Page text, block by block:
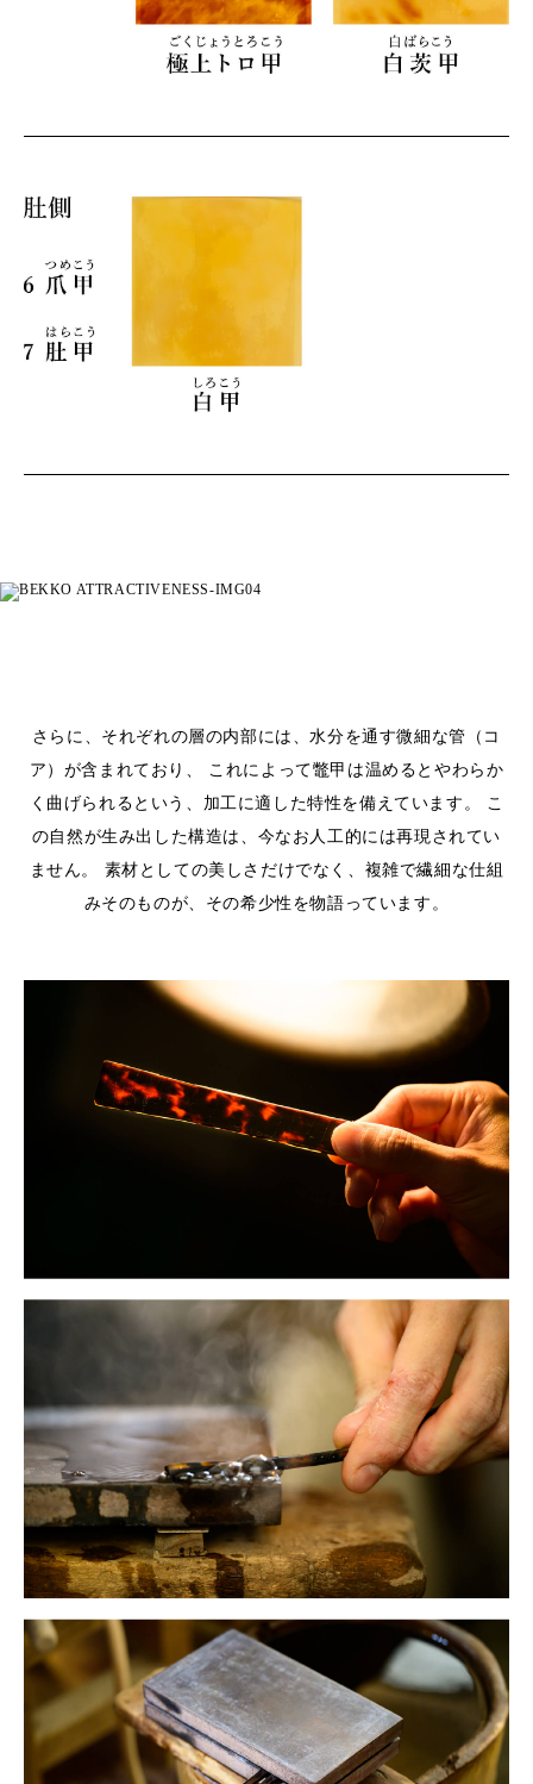
さらに、それぞれの層の内部には、水分を通す微細な管（コ
ア）が含まれており、
これによって鼈甲は温めるとやわらか
く曲げられるという、加工に適した特性を備えています。
こ
の自然が生み出した構造は、今なお人工的には再現されてい
ません。
素材としての美しさだけでなく、複雑で繊細な仕組
みそのものが、その希少性を物語っています。